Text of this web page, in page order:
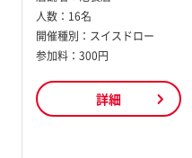
人数： 16名
開催種別： スイスドロー
参加料： 300円
詳細